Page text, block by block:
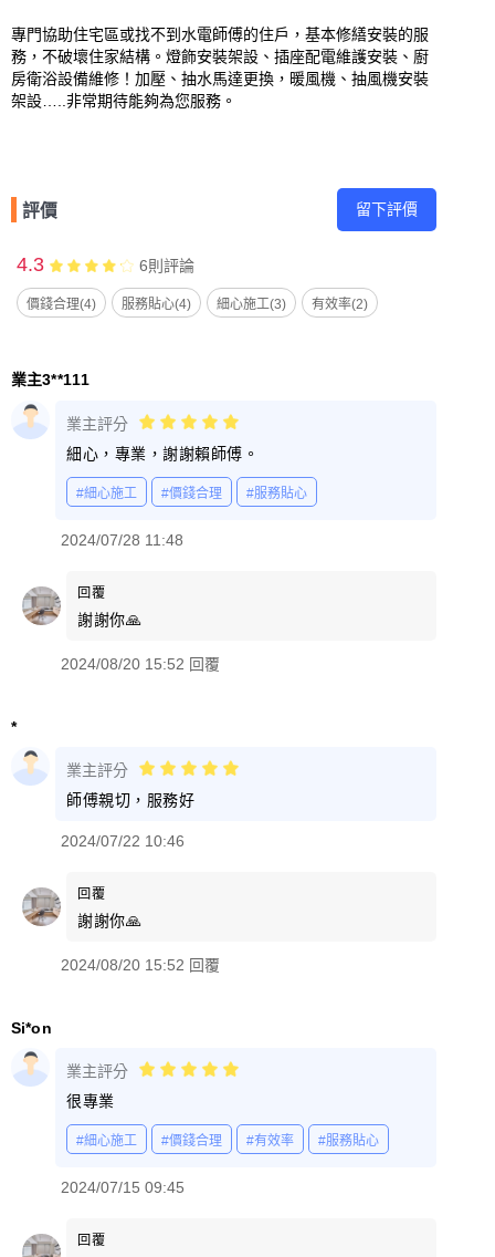
專門協助住宅區或找不到水電師傅的住戶，基本修繕安裝的服
務，不破壞住家結構。燈飾安裝架設、插座配電維護安裝、廚
房衛浴設備維修！加壓、抽水馬達更換，暖風機、抽風機安裝
架設…..非常期待能夠為您服務。
評價 留下評價
4.3 6則評論
價錢合理(4) 服務貼心(4) 細心施工(3) 有效率(2)
業主3**111
業主評分
細心，專業，謝謝賴師傅。
#細心施工 #價錢合理 #服務貼心
2024/07/28 11:48
回覆
謝謝你🙏
2024/08/20 15:52 回覆
*
業主評分
師傅親切，服務好
2024/07/22 10:46
回覆
謝謝你🙏
2024/08/20 15:52 回覆
Si*on
業主評分
很專業
#細心施工 #價錢合理 #有效率 #服務貼心
2024/07/15 09:45
回覆